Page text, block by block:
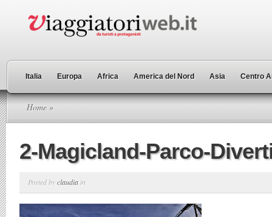
Italia Europa Africa America del Nord Asia Centro
Home »
2-Magicland-Parco-
Posted byclaudia in